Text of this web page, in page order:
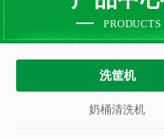
PRODUCTS
洗筐机
奶桶清洗机